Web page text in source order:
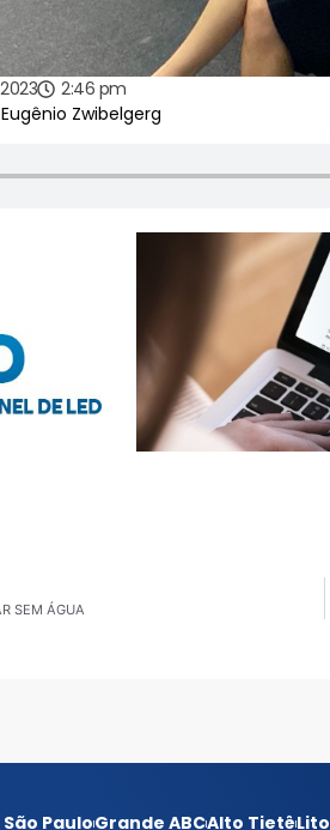
2:46 pm
Zwibelgerg
SEM ÁGUA
São PauloGrande ABCAlto Tietê